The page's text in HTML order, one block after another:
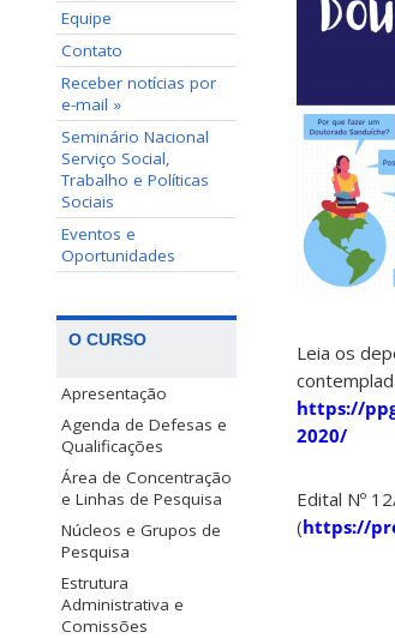
Equipe
Contato
Receber notícias por
e-mail »
Seminário Nacional
Serviço Social,
Trabalho e Políticas
Sociais
Eventos e
Oportunidades
O CURSO
Apresentação
Agenda de Defesas e
Qualificações
Área de Concentração
e Linhas de Pesquisa
Núcleos e Grupos de
Pesquisa
Estrutura
Administrativa e
Comissões
Leia os
https://
2020/
Edital Nº
(https://